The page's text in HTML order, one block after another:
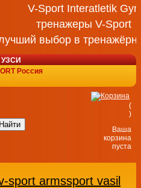
V-Sport Interatletik
тренажеры V-Sport
выбор в
УЗСИ
Россия
(
)
Ваша
корзина
пуста
sport armssport vasil